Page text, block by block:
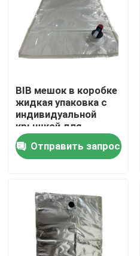
Путешествие фабрики
Проверка качества
Свяжитесь мы
Новости
Мешки упаковки еды
Мешочек для упаковки
BIB мешок в коробке
жидкая упаковка с
индивидуальной
крышкой для
жидкого сока и
молока
Отправить запрос